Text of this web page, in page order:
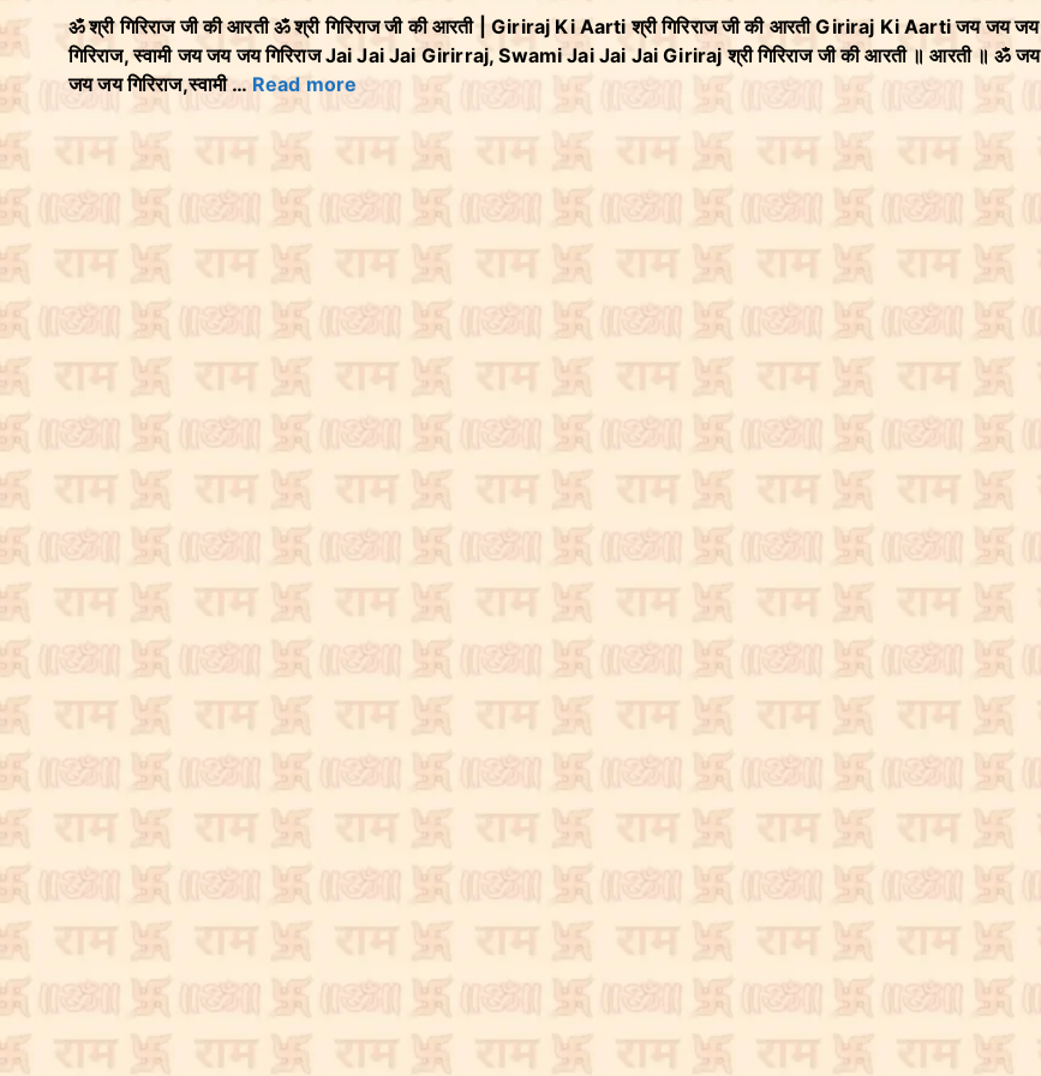
ॐ श्री गिरिराज जी की आरती ॐ श्री गिरिराज जी की आरती | Giriraj Ki Aarti श्री गिरिराज जी की आरती Giriraj Ki Aarti जय जय जय
गिरिराज, स्वामी जय जय जय गिरिराज Jai Jai Jai Girirraj, Swami Jai Jai Jai Giriraj श्री गिरिराज जी की आरती ॥ आरती ॥ ॐ जय
जय जय गिरिराज,स्वामी … Read more